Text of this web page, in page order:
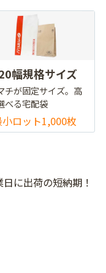
幅規格サイズ
チが固定サイズ。高
べる宅配袋
小ロット1,000枚
に出荷の短納期！